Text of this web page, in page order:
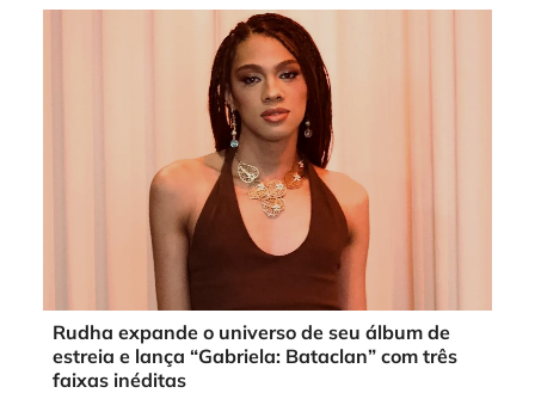
Rudha expande o universo de seu álbum de
estreia e lança “Gabriela: Bataclan” com três
faixas inéditas